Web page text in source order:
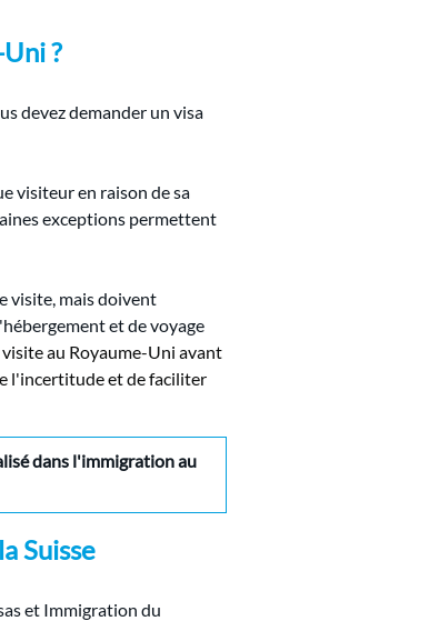
?
devez demander un visa
visiteur en raison de sa
exceptions permettent
visite, mais doivent
et de voyage
au Royaume-Uni avant
l'incertitude et de faciliter
dans l'immigration au
Suisse
et Immigration du